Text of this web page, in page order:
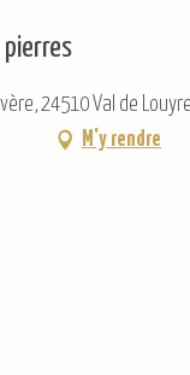
pierres
24510 Val de
M'y rendre